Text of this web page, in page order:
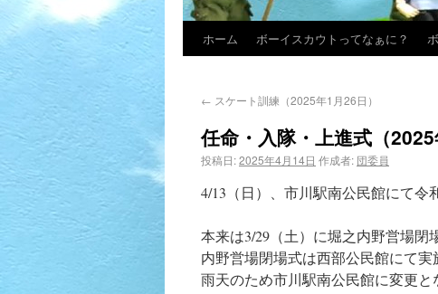
ホーム ボーイスカウトってなぁに？
← スケート訓練（2025年1月26日）
任命・入隊・上進式（2025
投稿日:2025年4月14日 作成者: 団委員
4/13（日）、市川駅南公民館にて令
本来は3/29（土）に堀之内野営場
内野営場閉場式は西部公民館にて
雨天のため市川駅南公民館に変更と